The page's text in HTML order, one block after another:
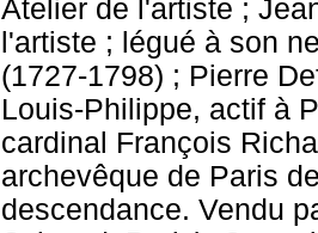
Atelier de l'artiste ;
l'artiste ; légué à son
(1727-1798) ; Pierre
Louis-Philippe, actif à
cardinal François
archevêque de Paris
descendance. Vendu